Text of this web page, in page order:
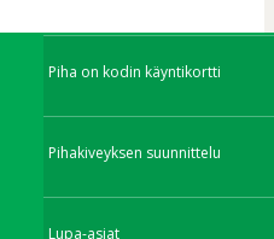
Piha on kodin käyntikortti
Pihakiveyksen suunnittelu
Lupa-asiat